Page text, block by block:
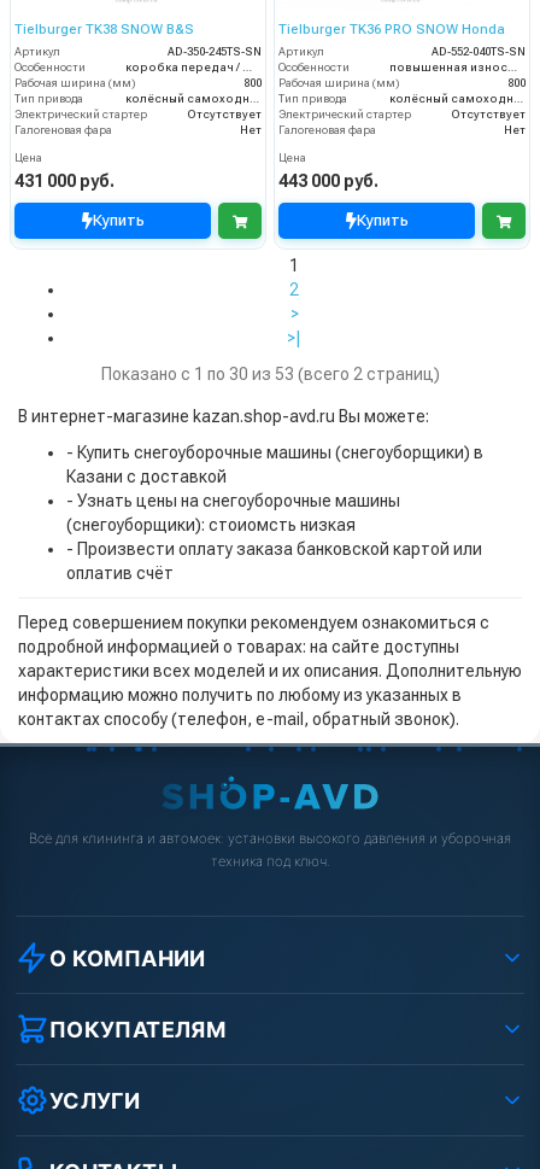
Tielburger TK38 SNOW B&S
Артикул
AD-350-245TS-SN
Особенности
коробка передач / щётка для наледи / нож-отвал для снега / цепи на колёса
Рабочая ширина (мм)
800
Тип привода
колёсный самоходный
Электрический стартер
Отсутствует
Галогеновая фара
Нет
Цена
431 000 руб.
Купить
Tielburger TK36 PRO SNOW Honda
Артикул
AD-552-040TS-SN
Особенности
повышенная износостойкость / щётка для наледи / нож-отвал для снега / цепи на колёса
Рабочая ширина (мм)
800
Тип привода
колёсный самоходный
Электрический стартер
Отсутствует
Галогеновая фара
Нет
Цена
443 000 руб.
Купить
1
2
>
>|
Показано с 1 по 30 из 53 (всего 2 страниц)
В интернет-магазине kazan.shop-avd.ru Вы можете:
- Купить снегоуборочные машины (снегоуборщики) в
Казани с доставкой
- Узнать цены на снегоуборочные машины
(снегоуборщики): стоиомсть низкая
- Произвести оплату заказа банковской картой или
оплатив счёт
Перед совершением покупки рекомендуем ознакомиться с
подробной информацией о товарах: на сайте доступны
характеристики всех моделей и их описания. Дополнительную
информацию можно получить по любому из указанных в
контактах способу (телефон, e-mail, обратный звонок).
Всё для клининга и автомоек: установки высокого давления и уборочная
техника под ключ.
О КОМПАНИИ
О компании
Реквизиты ООО «Шоп АВД»
Условия соглашения
Вакансии
ПОКУПАТЕЛЯМ
Как заказать?
Оплата
УСЛУГИ
Ремонт АВД
Сертификаты